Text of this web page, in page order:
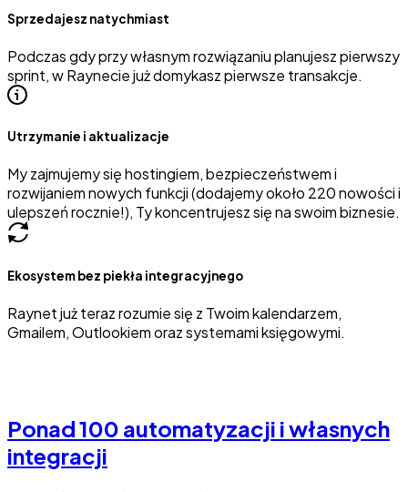
Sprzedajesz natychmiast
Podczas gdy przy własnym rozwiązaniu planujesz pierwszy
sprint, w Raynecie już domykasz pierwsze transakcje.
Utrzymanie i aktualizacje
My zajmujemy się hostingiem, bezpieczeństwem i
rozwijaniem nowych funkcji (dodajemy około 220 nowości i
ulepszeń rocznie!), Ty koncentrujesz się na swoim biznesie.
Ekosystem bez piekła integracyjnego
Raynet już teraz rozumie się z Twoim kalendarzem,
Gmailem, Outlookiem oraz systemami księgowymi.
Ponad 100 automatyzacji i własnych
integracji